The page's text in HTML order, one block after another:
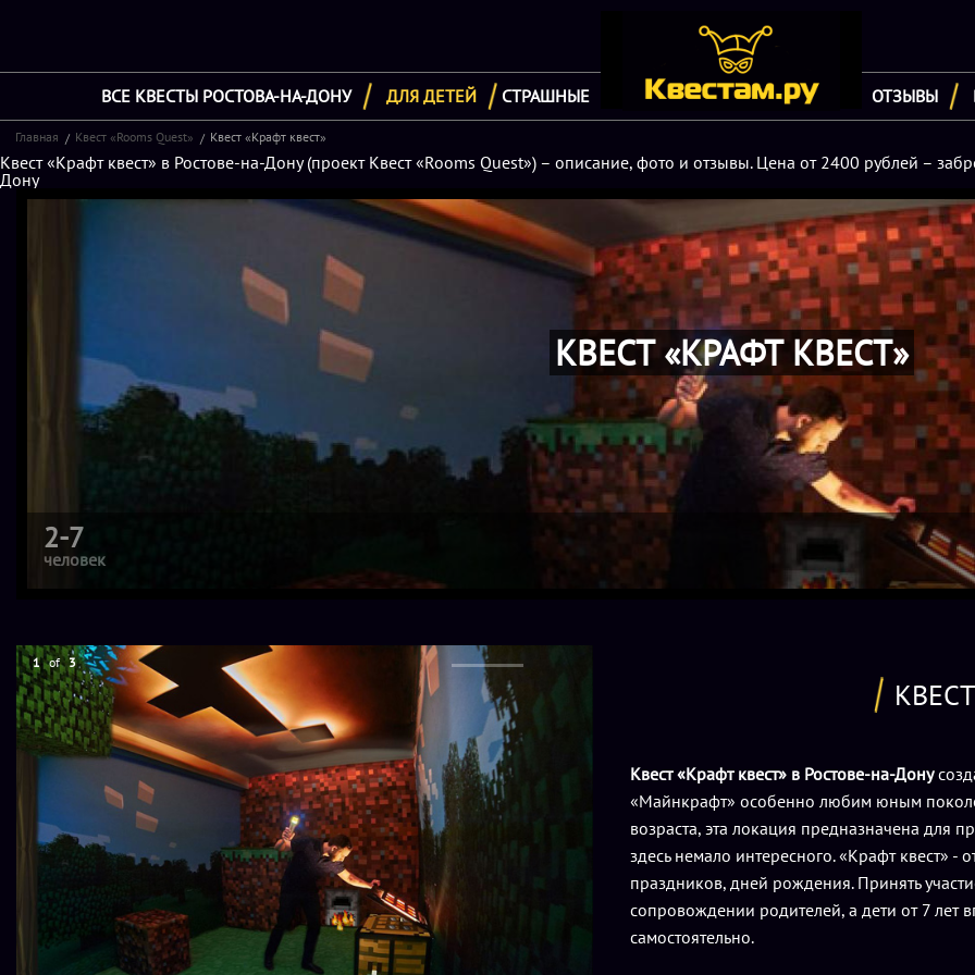
ВСЕ КВЕСТЫ РОСТОВА-НА-ДОНУ ДЛЯ ДЕТЕЙ СТРАШНЫЕ ОТЗЫВЫ
Главная Квест «Rooms Quest» Квест «Крафт квест»
Квест «Крафт квест» в Ростове-на-Дону (проект Квест «Rooms Quest») – описание, фото и отзывы. Цена от 2400 рублей –
Дону
КВЕСТ «КРАФТ КВЕСТ»
2-7
человек
1 of 3
Квест «Крафт квест» в Ростове-на-Дону
«Майнкрафт» особенно любим юным
возраста, эта локация предназначена для
здесь немало интересного. «Крафт квест» -
праздников, дней рождения. Принять
сопровождении родителей, а дети от 7 лет
самостоятельно.